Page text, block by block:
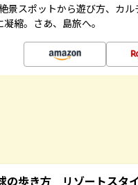
スポットから遊び方、カル
縮。さあ、島旅へ。
の歩き方 リゾートスタ